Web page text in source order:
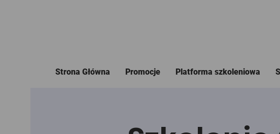
Strona Główna Promocje Platforma szkoleniowa